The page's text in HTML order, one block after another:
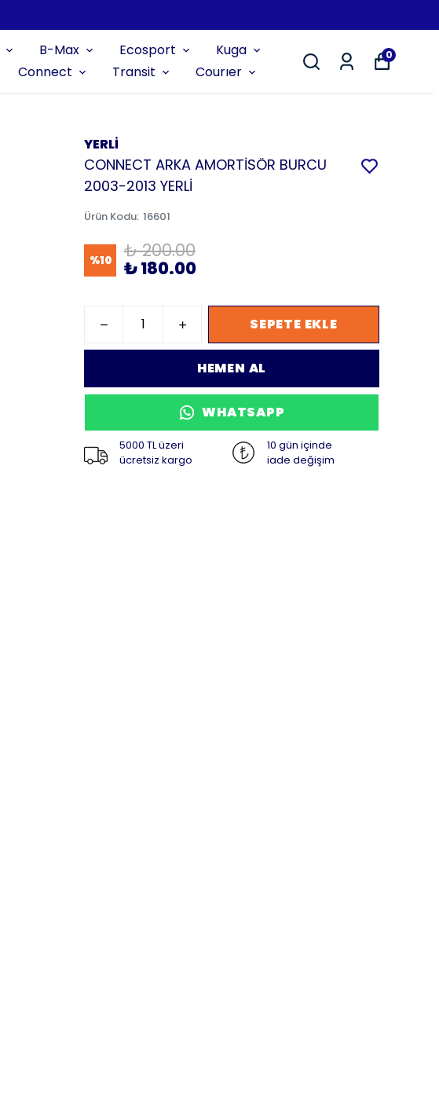
B-Max Ecosport
Kuga
Connect Transit Courıer
0
YERLİ
CONNECT ARKA AMORTİSÖR BURCU
2003-2013 YERLİ
Ürün Kodu: 16601
%10 ₺ 200.00
₺ 180.00
SEPETE EKLE
HEMEN AL
WHATSAPP
5000 TL üzeri
ücretsiz kargo
10 gün içinde
iade değişim